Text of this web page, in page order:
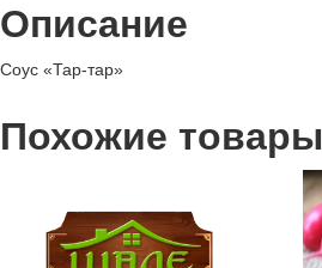
Описание
Соус «Тар-тар»
Похожие товары